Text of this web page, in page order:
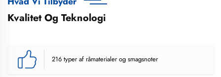
Kvalitet Og Teknologi
216 typer af råmaterialer og smagsnoter